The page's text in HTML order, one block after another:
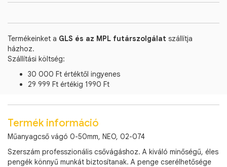
Termékeinket a GLS és az MPL futárszolgálat szállítja
házhoz.
Szállítási költség:
30 000 Ft értéktől ingyenes
29 999 Ft értékig 1990 Ft
Termék információ
Műanyagcső vágó 0-50mm, NEO, 02-074
Szerszám professzionális csővágáshoz. A kiváló minőségű, éles
pengék könnyű munkát biztosítanak. A penge cserélhetősége